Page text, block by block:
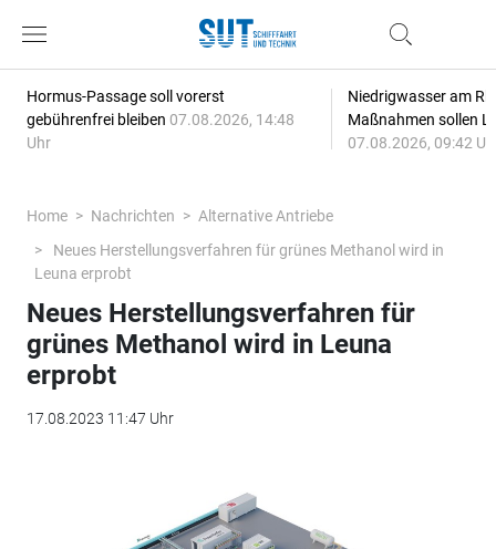
Hormus-Passage soll vorerst
gebührenfrei bleiben 07.08.2026, 14:48
Uhr
Niedrigwasser am
Maßnahmen sollen
07.08.2026, 09:42
Home Nachrichten
Alternative Antriebe
Neues Herstellungsverfahren für grünes Methanol wird in
Leuna erprobt
Neues Herstellungsverfahren für
grünes Methanol wird in Leuna
erprobt
17.08.2023 11:47 Uhr